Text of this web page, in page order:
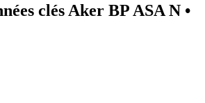
clés Aker BP ASA N •